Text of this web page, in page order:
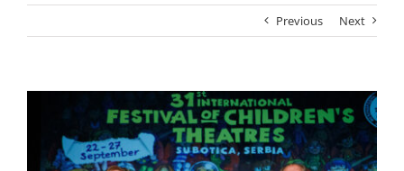
Previous Next